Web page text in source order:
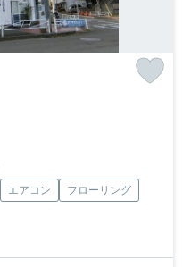
エアコン
フローリング